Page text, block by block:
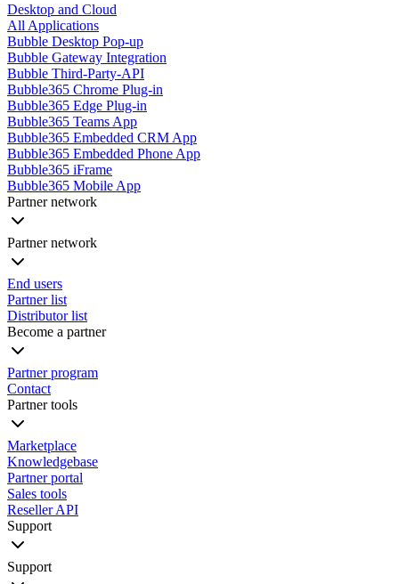
Desktop and Cloud
All Applications
Bubble Desktop Pop-up
Bubble Gateway Integration
Bubble Third-Party-API
Bubble365 Chrome Plug-in
Bubble365 Edge Plug-in
Bubble365 Teams App
Bubble365 Embedded CRM App
Bubble365 Embedded Phone App
Bubble365 iFrame
Bubble365 Mobile App
Partner network
Partner network
End users
Partner list
Distributor list
Become a partner
Partner program
Contact
Partner tools
Marketplace
Knowledgebase
Partner portal
Sales tools
Reseller API
Support
Support